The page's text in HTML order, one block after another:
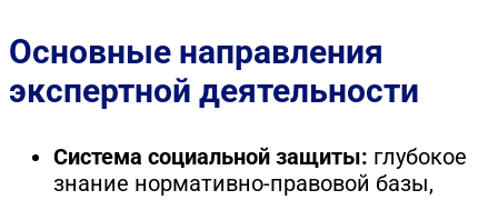
Основные направления
экспертной деятельности
Система социальной защиты: глубокое
знание нормативно-правовой базы,